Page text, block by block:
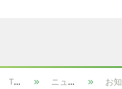
TOP ニュース